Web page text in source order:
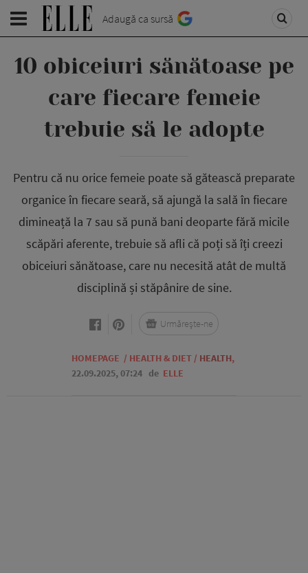
Adaugă ca sursă
10 obiceiuri sănătoase pe
care fiecare femeie
trebuie să le adopte
Pentru că nu orice femeie poate să gătească preparate
organice în fiecare seară, să ajungă la sală în fiecare
dimineață la 7 sau să pună bani deoparte fără micile
scăpări aferente, trebuie să afli că poți să îți creezi
obiceiuri sănătoase, care nu necesită atât de multă
disciplină și stăpânire de sine.
HOMEPAGE / HEALTH & DIET / HEALTH,
22.09.2025, 07:24 de ELLE
Urmărește-ne